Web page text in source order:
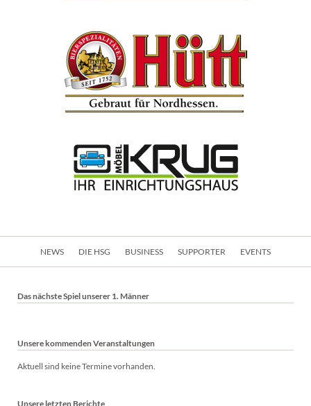
Navigation
NEWS DIE HSG BUSINESS SUPPORTER EVENTS
Das nächste Spiel unserer 1. Männer
Unsere kommenden Veranstaltungen
Aktuell sind keine Termine vorhanden.
Unsere letzten Berichte